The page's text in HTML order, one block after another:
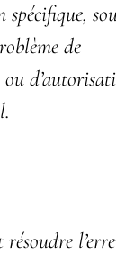
de
résoudre